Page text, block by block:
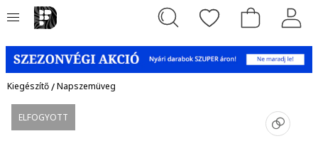
Kiegészítő/Napszemüveg
ELFOGYOTT